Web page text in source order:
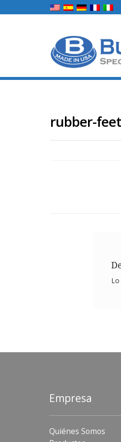
rubber-
Empresa
Quiénes Somos